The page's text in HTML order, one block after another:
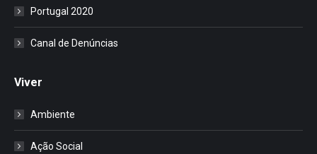
Portugal 2020
Canal de Denúncias
Viver
Ambiente
Ação Social